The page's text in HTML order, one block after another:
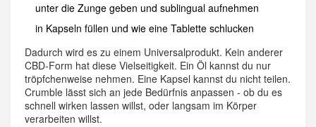
unter die Zunge geben und sublingual aufnehmen
in Kapseln füllen und wie eine Tablette schlucken
Dadurch wird es zu einem Universalprodukt. Kein anderer
CBD-Form hat diese Vielseitigkeit. Ein Öl kannst du nur
tröpfchenweise nehmen. Eine Kapsel kannst du nicht teilen.
Crumble lässt sich an jede Bedürfnis anpassen - ob du es
schnell wirken lassen willst, oder langsam im Körper
verarbeiten willst.